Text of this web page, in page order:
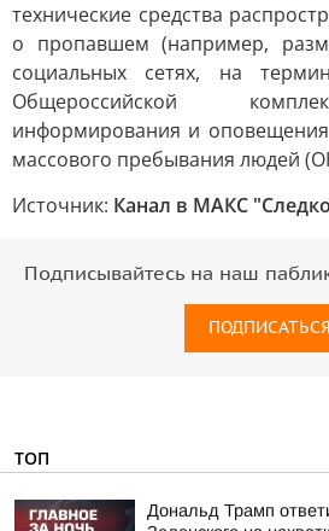
технические средства
о пропавшем (например,
социальных сетях, на
Общероссийской
информирования и
массового пребывания людей
Источник: Канал в МАКС
Подписывайтесь на наш
ПОДПИСАТЬСЯ
ТОП
Дональд Трамп